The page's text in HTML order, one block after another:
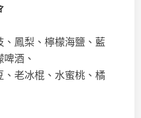
鳳梨、檸檬海鹽、藍
酒、
老冰棍、水蜜桃、橘